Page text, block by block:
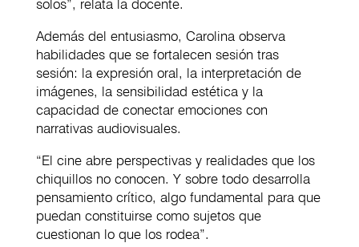
solos”, relata la docente.
Además del entusiasmo, Carolina observa
habilidades que se fortalecen sesión tras
sesión: la expresión oral, la interpretación de
imágenes, la sensibilidad estética y la
capacidad de conectar emociones con
narrativas audiovisuales.
“El cine abre perspectivas y realidades que los
chiquillos no conocen. Y sobre todo desarrolla
pensamiento crítico, algo fundamental para que
puedan constituirse como sujetos que
cuestionan lo que los rodea”.